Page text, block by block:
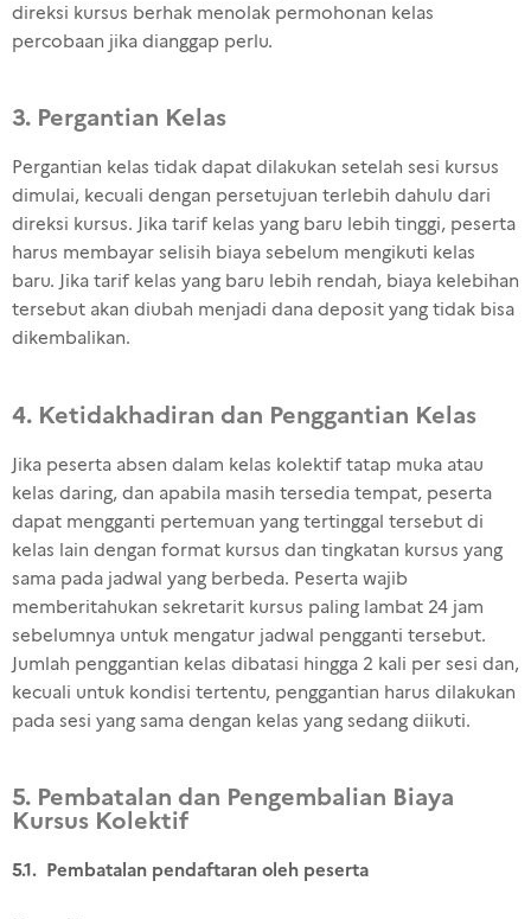
direksi kursus berhak menolak permohonan kelas
percobaan jika dianggap perlu.
3. Pergantian Kelas
Pergantian kelas tidak dapat dilakukan setelah sesi kursus
dimulai, kecuali dengan persetujuan terlebih dahulu dari
direksi kursus. Jika tarif kelas yang baru lebih tinggi, peserta
harus membayar selisih biaya sebelum mengikuti kelas
baru. Jika tarif kelas yang baru lebih rendah, biaya kelebihan
tersebut akan diubah menjadi dana deposit yang tidak bisa
dikembalikan.
4. Ketidakhadiran dan Penggantian Kelas
Jika peserta absen dalam kelas kolektif tatap muka atau
kelas daring, dan apabila masih tersedia tempat, peserta
dapat mengganti pertemuan yang tertinggal tersebut di
kelas lain dengan format kursus dan tingkatan kursus yang
sama pada jadwal yang berbeda. Peserta wajib
memberitahukan sekretarit kursus paling lambat 24 jam
sebelumnya untuk mengatur jadwal pengganti tersebut.
Jumlah penggantian kelas dibatasi hingga 2 kali per sesi dan,
kecuali untuk kondisi tertentu, penggantian harus dilakukan
pada sesi yang sama dengan kelas yang sedang diikuti.
5. Pembatalan dan Pengembalian Biaya
Kursus Kolektif
5.1. Pembatalan pendaftaran oleh peserta